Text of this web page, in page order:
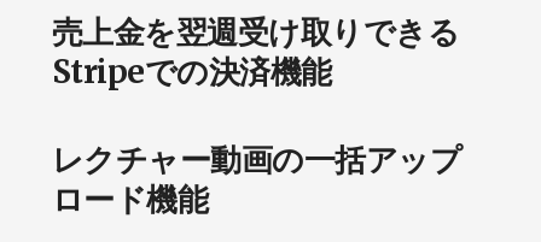
売上金を翌週受け取りできる
Stripeでの決済機能
レクチャー動画の一括アップ
ロード機能